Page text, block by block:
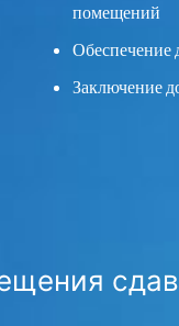
помещений
Обеспечение
Заключение